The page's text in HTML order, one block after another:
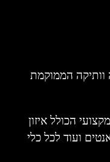
וותיקה הממוקמת
הכולל איזון
ועוד לכל כלי